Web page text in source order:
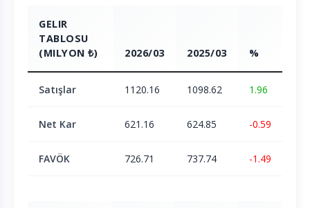
GELIR
TABLOSU
(MILYON ₺)
2026/03 2025/03 %
Satışlar 1120.16 1098.62 1.96
Net Kar 621.16 624.85 -0.59
FAVÖK 726.71 737.74 -1.49